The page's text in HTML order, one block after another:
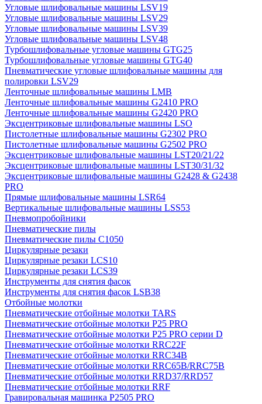
Угловые шлифовальные машины LSV19
Угловые шлифовальные машины LSV29
Угловые шлифовальные машины LSV39
Угловые шлифовальные машины LSV48
Турбошлифовальные угловые машины GTG25
Турбошлифовальные угловые машины GTG40
Пневматические угловые шлифовальные машины для
полировки LSV29
Ленточные шлифовальные машины LMB
Ленточные шлифовальные машины G2410 PRO
Ленточные шлифовальные машины G2420 PRO
Эксцентриковые шлифовальные машины LSO
Пистолетные шлифовальные машины G2302 PRO
Пистолетные шлифовальные машины G2502 PRO
Эксцентриковые шлифовальные машины LST20/21/22
Эксцентриковые шлифовальные машины LST30/31/32
Эксцентриковые шлифовальные машины G2428 & G2438
PRO
Прямые шлифовальные машины LSR64
Вертикальные шлифовальные машины LSS53
Пневмопробойники
Пневматические пилы
Пневматические пилы C1050
Циркулярные резаки
Циркулярные резаки LCS10
Циркулярные резаки LCS39
Инструменты для снятия фасок
Инструменты для снятия фасок LSB38
Отбойные молотки
Пневматические отбойные молотки TARS
Пневматические отбойные молотки P25 PRO
Пневматические отбойные молотки P25 PRO серии D
Пневматические отбойные молотки RRC22F
Пневматические отбойные молотки RRC34B
Пневматические отбойные молотки RRC65B/RRC75B
Пневматические отбойные молотки RRD37/RRD57
Пневматические отбойные молотки RRF
Гравировальная машинка P2505 PRO